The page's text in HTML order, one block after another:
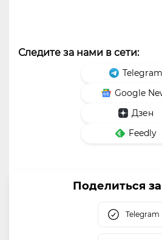
Следите за нами в сети:
Telegram
Google
Дзен
Feedly
Поделиться
Telegram